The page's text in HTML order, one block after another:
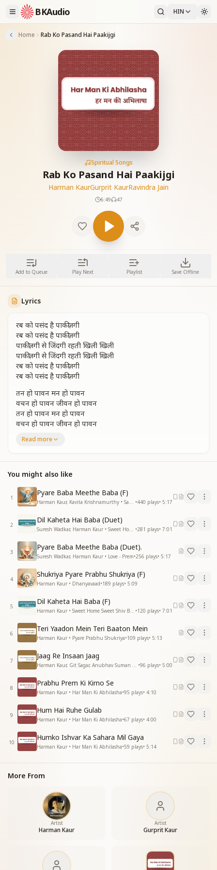
BKAudio HIN
Home Rab Ko Pasand Hai Paakijgi
Spiritual Songs
Rab Ko Pasand Hai Paakijgi
Harman KaurGurprit KaurRavindra Jain
6:49 47
Add to Queue Play Next Playlist Save Offline
Lyrics
रब को पसंद है पाकीज़गी
रब को पसंद है पाकीज़गी
पाकीज़गी से जिंदगी रहती खिली खिली
पाकीज़गी से जिंदगी रहती खिली खिली
रब को पसंद है पाकीज़गी
रब को पसंद है पाकीज़गी
तन हो पावन मन हो पावन
वचन हो पावन जीवन हो पावन
तन हो पावन मन हो पावन
वचन हो पावन जीवन हो पावन
पावनता से मुख पर आई दिव्य रोशनी
रब को पसंद है पाकीज़गी
(। )
रब नेक पाक बंदों को मिलता है आप ही
रब नेक पाक बंदों को मिलता है आप ही
रब को पसंद है पाकीज़गी
रब को पसंद है पाकीज़गी
Purity brings peace
Love brings us happiness
and happy family
रब को पसंद है पाकीज़गी
रब को पसंद है पाकीज़गी
पावनता हो दिनों में पावनता हो रातों में
पावनता हो
एक घरमे संग संग रहकर
दृढ़ संयम की सीढ़ी पर
शिव से लगन लगाओ तुम राजयोगी
शिव में अगणित गुण है शिव की प्रीत है खरी
शिव में अगणित गुण है शिव की प्रीत है खरी
रब को पसंद है पाकीज़गी
रब को पसंद है पाकीज़गी
अचार हो पावन विचार हो पावन पावन
व्यवहार हो पावन व्यापार हो पावन
अचार हो पावन विचार हो पावन
व्यवहार हो पावन व्यापार हो पावन
पाकीज़गी में रहती है फूलोकी ताजगी
पाकीज़गी में रहती है फूलोकी ताजगी
रब को पसंद है पाकीज़गी
Purity brings peace
Love brings us happiness
and happy family
रब को पसंद है पाकीज़गी
रब को पसंद है पाकीज़गी
Read more
You might also like
1
Pyare Baba Meethe Baba (F)
•440 plays• 5:17
2
Dil Kaheta Hai Baba (Duet)
•281 plays• 7:01
3
Pyare Baba Meethe Baba (Duet).
Suresh Wadkar, Harman Kaur • Love - Prem•256 plays• 5:17
4
Shukriya Pyare Prabhu Shukriya (F)
Harman Kaur • Dhanyavaad•189 plays• 5:09
5
Dil Kaheta Hai Baba (F)
•120 plays• 7:01
6
Teri Yaadon Mein Teri Baaton Mein
Harman Kaur • Pyare Prabhu Shukriya•109 plays• 5:13
7
Jaag Re Insaan Jaag
•96 plays• 5:00
8
Prabhu Prem Ki Kirno Se
Harman Kaur • Har Man Ki Abhilasha•95 plays• 4:10
9
Hum Hai Ruhe Gulab
Harman Kaur • Har Man Ki Abhilasha•67 plays• 4:00
10
Humko Ishvar Ka Sahara Mil Gaya
Harman Kaur • Har Man Ki Abhilasha•59 plays• 5:14
More From
Artist
Harman Kaur
Artist
Gurprit Kaur